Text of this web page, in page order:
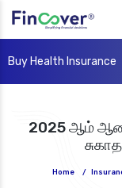
Buy Health Insurance
2025 ஆம்
Home /